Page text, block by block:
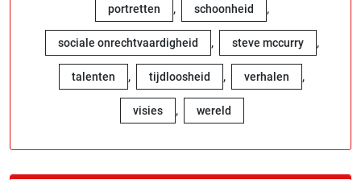
portretten , schoonheid ,
sociale onrechtvaardigheid , steve mccurry ,
talenten , tijdloosheid , verhalen ,
visies , wereld